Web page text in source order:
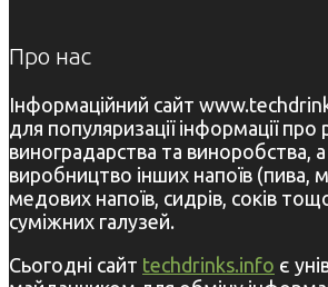
Про нас
Інформаційний сайт
для популяризації інформації про
виноградарства та виноробства,
виробництво інших напоїв (пива,
медових напоїв, сидрів, соків
суміжних галузей.
Сьогодні сайт techdrinks.info є